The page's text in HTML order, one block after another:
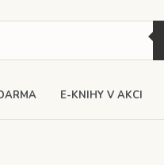
E-KNIHY V AKCI